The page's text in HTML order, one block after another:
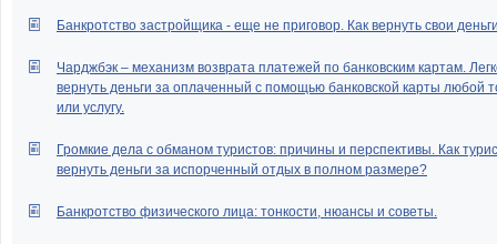
Банкротство застройщика - еще не приговор. Как вернуть свои
Чарджбэк – механизм возврата платежей по банковским картам.
вернуть деньги за оплаченный с помощью банковской карты любой
или услугу.
Громкие дела с обманом туристов: причины и перспективы. Как
вернуть деньги за испорченный отдых в полном размере?
Банкротство физического лица: тонкости, нюансы и советы.